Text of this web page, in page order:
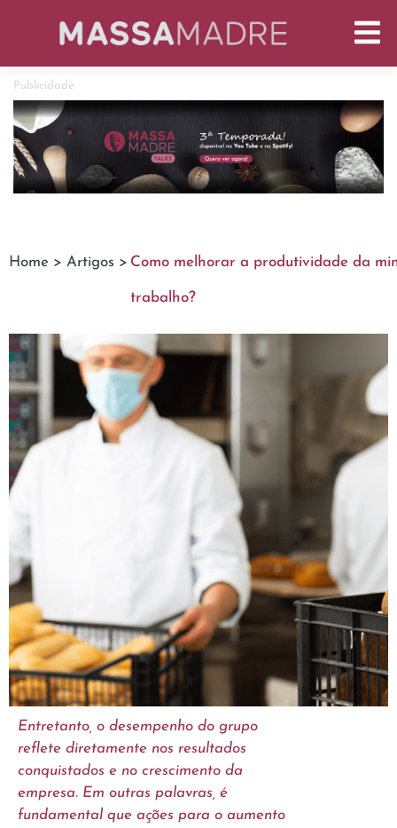
Publicidade
Home > Artigos > Como melhorar a produtividade da
trabalho?
Entretanto, o desempenho do grupo
reflete diretamente nos resultados
conquistados e no crescimento da
empresa. Em outras palavras, é
fundamental que ações para o aumento